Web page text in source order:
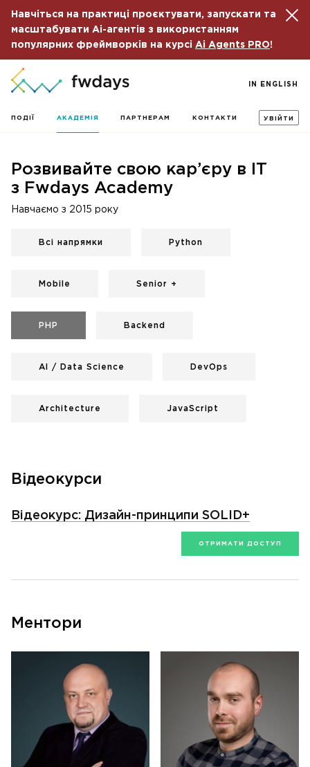
Навчіться на практиці проєктувати, запускати та
масштабувати Ai-агентів з використанням
популярних фреймворків на курсі Ai Agents PRO!
ПОДІЇ АКАДЕМІЯ ПАРТНЕРАМ КОНТАКТИ УВІЙТИ
IN ENGLISH
Розвивайте свою кар’єру в IT
з Fwdays Academy
Навчаємо з 2015 року
Всі напрямки Python
Mobile Senior +
PHP Backend
AI / Data Science DevOps
Architecture JavaScript
Відеокурси
Відеокурс: Дизайн-принципи SOLID+
ОТРИМАТИ ДОСТУП
Ментори